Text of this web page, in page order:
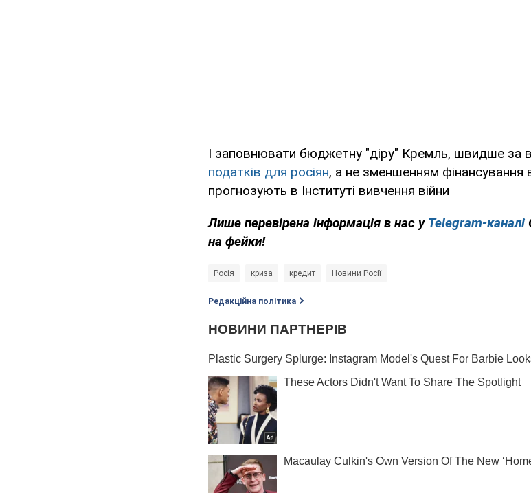
І заповнювати бюджетну "діру" Кремль, швидше за
податків для росіян, а не зменшенням фінансування
прогнозують в Інституті вивчення війни
Лише перевірена інформація в нас у Telegram-каналі
на фейки!
Росія криза кредит Новини Росії
Редакційна політика